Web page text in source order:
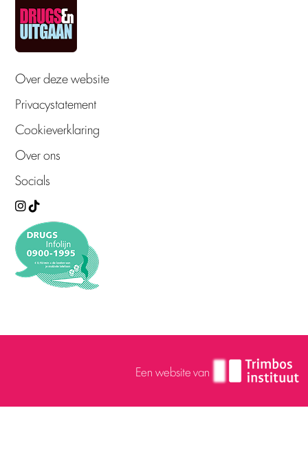
Over deze website
Privacystatement
Cookieverklaring
Over ons
Socials
Een website van